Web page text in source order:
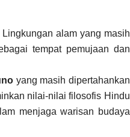
Lingkungan alam yang masih
tempat pemujaan dan
yang masih dipertahankan
nilai-nilai filosofis Hindu
menjaga warisan budaya